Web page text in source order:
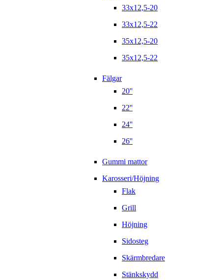
33x12,5-20
33x12,5-22
35x12,5-20
35x12,5-22
Fälgar
20''
22''
24''
26''
Gummi mattor
Karosseri/Höjning
Flak
Grill
Höjning
Sidosteg
Skärmbredare
Stänkskydd